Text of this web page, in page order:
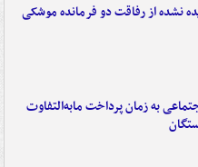
نشده از رفاقت دو فرمانده‌ موشکی
به زمان پرداخت مابه‌التفاوت